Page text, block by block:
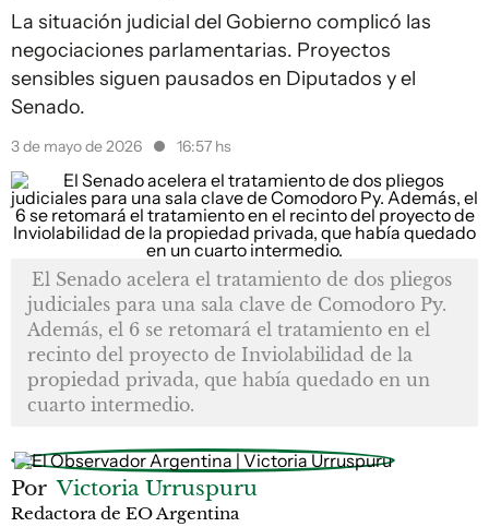
La situación judicial del Gobierno complicó las
negociaciones parlamentarias. Proyectos
sensibles siguen pausados en Diputados y el
Senado.
3 de mayo de 2026 16:57 hs
El Senado acelera el tratamiento de dos pliegos
judiciales para una sala clave de Comodoro Py.
Además, el 6 se retomará el tratamiento en el
recinto del proyecto de Inviolabilidad de la
propiedad privada, que había quedado en un
cuarto intermedio.
Por Victoria Urruspuru
Redactora de EO Argentina